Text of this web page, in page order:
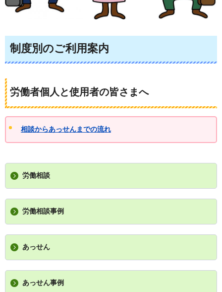
制度別のご利用案内
労働者個人と使用者の皆さまへ
相談からあっせんまでの流れ
労働相談
労働相談事例
あっせん
あっせん事例